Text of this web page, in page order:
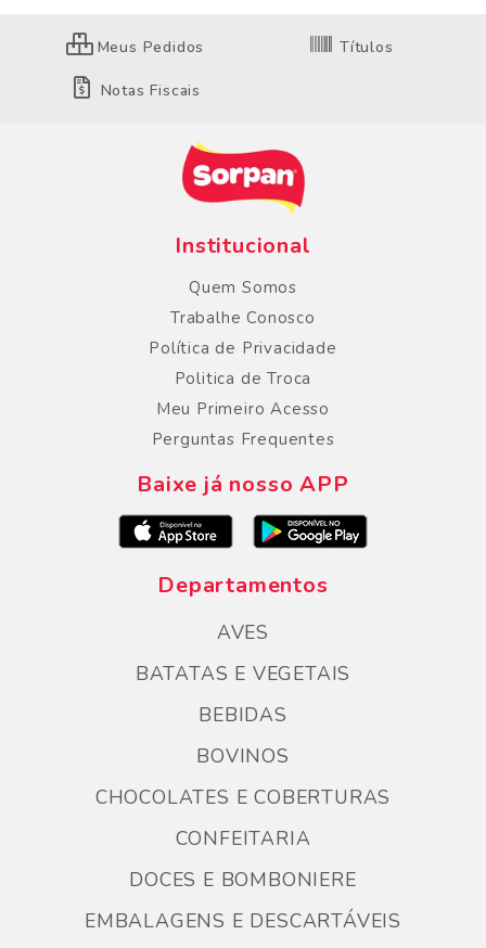
Meus Pedidos Títulos
Notas Fiscais
Institucional
Quem Somos
Trabalhe Conosco
Política de Privacidade
Politica de Troca
Meu Primeiro Acesso
Perguntas Frequentes
Baixe já nosso APP
Departamentos
AVES
BATATAS E VEGETAIS
BEBIDAS
BOVINOS
CHOCOLATES E COBERTURAS
CONFEITARIA
DOCES E BOMBONIERE
EMBALAGENS E DESCARTÁVEIS